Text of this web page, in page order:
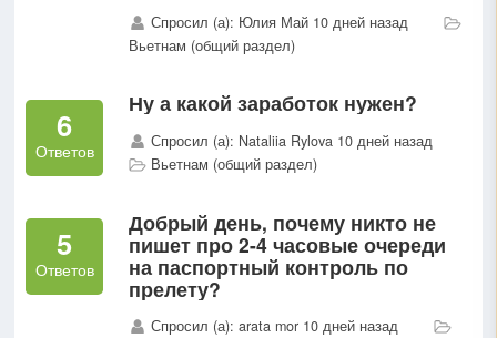
персоналом много косяков.
Предлагаю открыть филиал
Спросил (а): Юлия Май 10 дней назад
Вьетнам (общий раздел)
6
Ответов
Ну а какой заработок нужен?
Спросил (а): Nataliia Rylova 10 дней назад
Вьетнам (общий раздел)
5
Ответов
Добрый день, почему никто не
пишет про 2-4 часовые очереди
на паспортный контроль по
прелету?
Спросил (а): arata mor 10 дней назад